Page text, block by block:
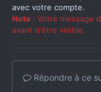
avec votre compte.
Note : Votre message
avant d'être visible.
Répondre à ce